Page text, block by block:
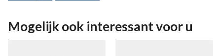
Mogelijk ook interessant voor u